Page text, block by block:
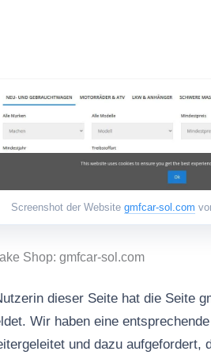
Screenshot der Website gmfcar-sol.com
Shop: gmfcar-sol.com
dieser Seite hat die Seite
Wir haben eine
und dazu aufgefordert,